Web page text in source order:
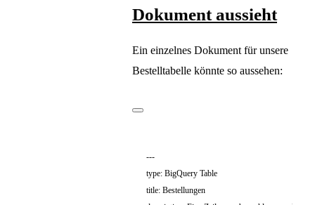
Dokument aussieht
Ein einzelnes Dokument für unsere
Bestelltabelle könnte so aussehen: